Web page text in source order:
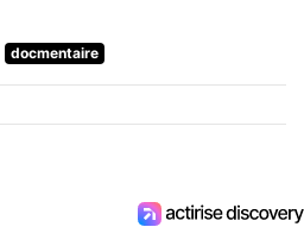
docmentaire